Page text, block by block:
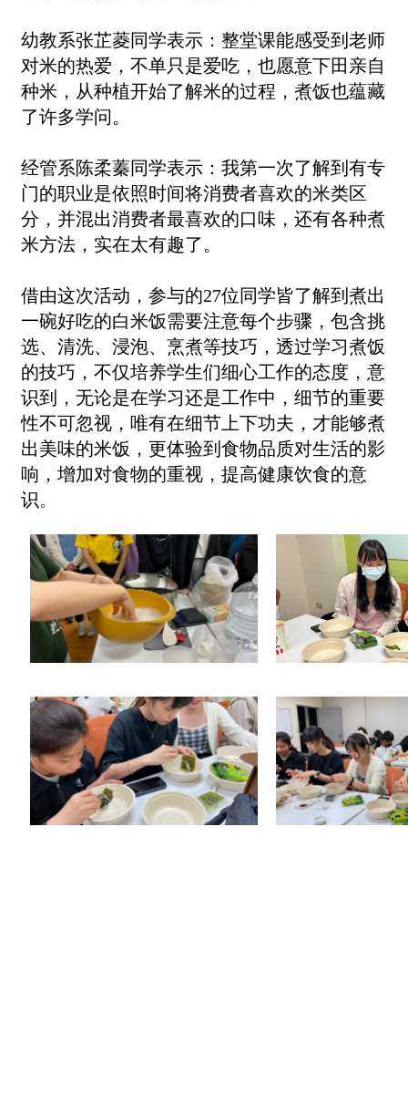
幼教系张芷菱同学表示：整堂课能感受到老师
对米的热爱，不单只是爱吃，也愿意下田亲自
种米，从种植开始了解米的过程，煮饭也蕴藏
了许多学问。
经管系陈柔蓁同学表示：我第一次了解到有专
门的职业是依照时间将消费者喜欢的米类区
分，并混出消费者最喜欢的口味，还有各种煮
米方法，实在太有趣了。
借由这次活动，参与的27位同学皆了解到煮出
一碗好吃的白米饭需要注意每个步骤，包含挑
选、清洗、浸泡、烹煮等技巧，透过学习煮饭
的技巧，不仅培养学生们细心工作的态度，意
识到，无论是在学习还是工作中，细节的重要
性不可忽视，唯有在细节上下功夫，才能够煮
出美味的米饭，更体验到食物品质对生活的影
响，增加对食物的重视，提高健康饮食的意
识。